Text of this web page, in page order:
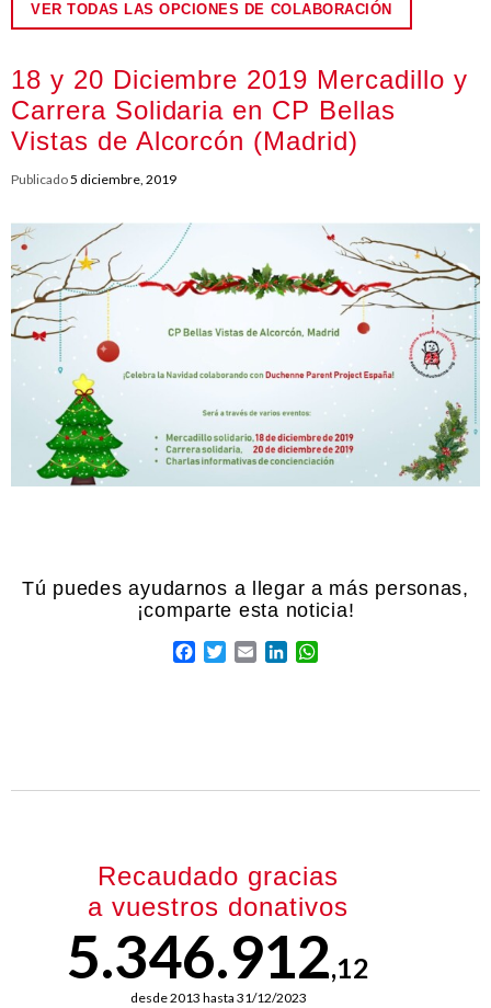
18 y 20 Diciembre 2019 Mercadillo y
Carrera Solidaria en CP Bellas
Vistas de Alcorcón (Madrid)
Publicado5 diciembre, 2019
Facebook
Twitter
Email LinkedIn
VER TODAS LAS OPCIONES DE COLABORACIÓN
Recaudado gracias
a vuestros donativos
5.346.912,12
desde 2013 hasta 31/12/2023